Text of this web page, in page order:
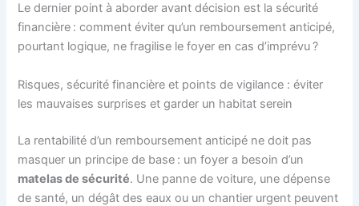
Le dernier point à aborder avant décision est la sécurité
financière : comment éviter qu’un remboursement anticipé,
pourtant logique, ne fragilise le foyer en cas d’imprévu ?
Risques, sécurité financière et points de vigilance : éviter
les mauvaises surprises et garder un habitat serein
La rentabilité d’un remboursement anticipé ne doit pas
masquer un principe de base : un foyer a besoin d’un
matelas de sécurité. Une panne de voiture, une dépense
de santé, un dégât des eaux ou un chantier urgent peuvent